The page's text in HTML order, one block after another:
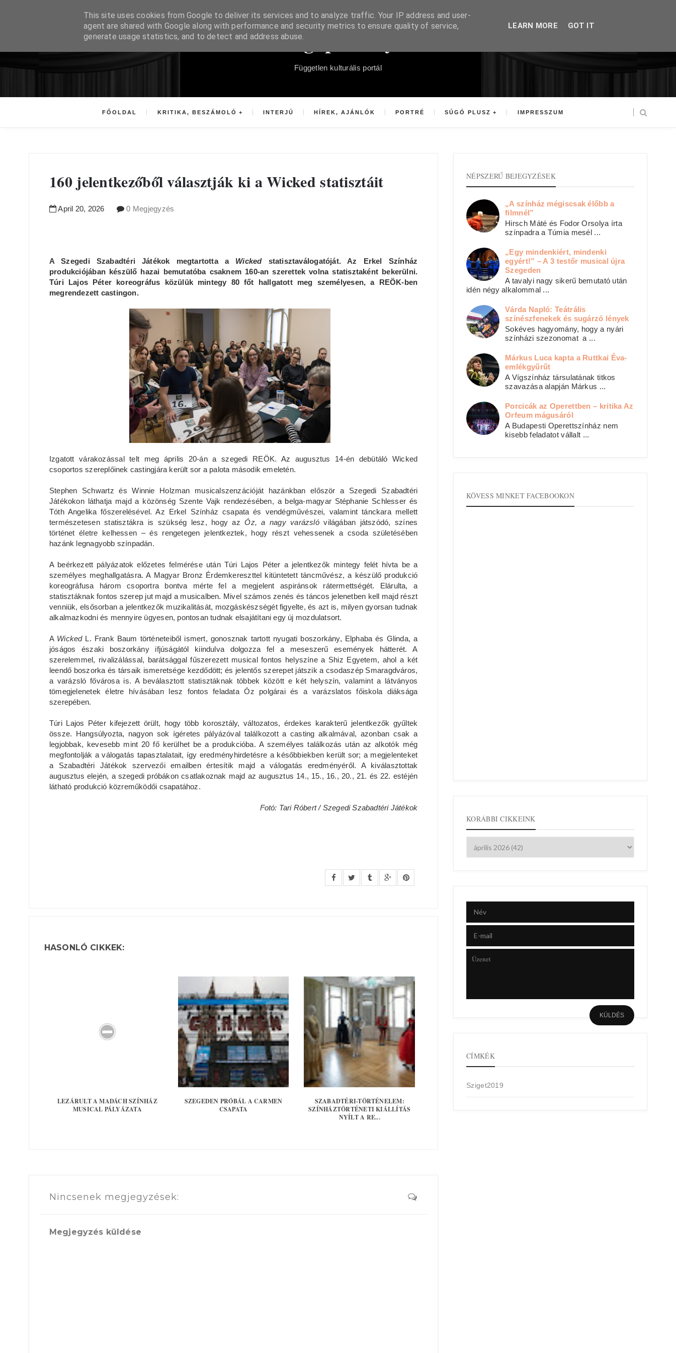
Súgópéldány
Független kulturális portál
FŐOLDAL KRITIKA, BESZÁMOLÓ INTERJÚ HÍREK, AJÁNLÓK PORTRÉ SÚGÓ PLUSZ IMPRESSZUM
160 jelentkezőből választják ki a Wicked statisztáit
April 20, 2026 0 Megjegyzés
A Szegedi Szabadtéri Játékok megtartotta a Wicked statisztaválogatóját. Az Erkel Színház
produkciójában készülő hazai bemutatóba csaknem 160-an szerettek volna statisztaként bekerülni.
Túri Lajos Péter koreográfus közülük mintegy 80 főt hallgatott meg személyesen, a REÖK-ben
megrendezett castingon.
Izgatott várakozással telt meg április 20-án a szegedi REÖK. Az augusztus 14-én debütáló Wicked
csoportos szereplőinek castingjára került sor a palota második emeletén.
Stephen Schwartz és Winnie Holzman musicalszenzációját hazánkban először a Szegedi Szabadtéri
Játékokon láthatja majd a közönség Szente Vajk rendezésében, a belga-magyar Stéphanie Schlesser és
Tóth Angelika főszerelésével. Az Erkel Színház csapata és vendégművészei, valamint tánckara mellett
természetesen statisztákra is szükség lesz, hogy azÓz, a nagy varázslóvilágában játszódó, színes
történet életre kelhessen – és rengetegen jelentkeztek, hogy részt vehessenek a csoda születésében
hazánk legnagyobb színpadán.
A beérkezett pályázatok előzetes felmérése után Túri Lajos Péter a jelentkezők mintegy felét hívta be a
személyes meghallgatásra. A Magyar Bronz Érdemkereszttel kitüntetett táncművész, a készülő produkció
koreográfusa három csoportra bontva mérte fel a megjelent aspiránsok rátermettségét. Elárulta, a
statisztáknak fontos szerep jut majd a musicalben. Mivel számos zenés és táncos jelenetben kell majd részt
venniük, elsősorban a jelentkezők muzikalitását, mozgáskészségét figyelte, és azt is, milyen gyorsan tudnak
alkalmazkodni és mennyire ügyesen, pontosan tudnak elsajátítani egy új mozdulatsort.
A Wicked L. Frank Baum történeteiből ismert, gonosznak tartott nyugati boszorkány, Elphaba és Glinda, a
jóságos északi boszorkány ifjúságától kiindulva dolgozza fel a meseszerű események hátterét. A
szerelemmel, rivalizálással, barátsággal fűszerezett musical fontos helyszíne a Shiz Egyetem, ahol a két
leendő boszorka és társaik ismeretsége kezdődött; és jelentős szerepet játszik a csodaszép Smaragdváros,
a varázsló fővárosa is. A beválasztott statisztáknak többek között e két helyszín, valamint a látványos
tömegjelenetek életre hívásában lesz fontos feladata Óz polgárai és a varázslatos főiskola diáksága
szerepében.
Túri Lajos Péter kifejezett örült, hogy több korosztály, változatos, érdekes karakterű jelentkezők gyűltek
össze. Hangsúlyozta, nagyon sok ígéretes pályázóval találkozott a casting alkalmával, azonban csak a
legjobbak, kevesebb mint 20 fő kerülhet be a produkcióba. A személyes találkozás után az alkotók még
megfontolják a válogatás tapasztalatait, így eredményhirdetésre a későbbiekben került sor; a megjelenteket
a Szabadtéri Játékok szervezői emailben értesítik majd a válogatás eredményéről. A kiválasztottak
augusztus elején, a szegedi próbákon csatlakoznak majd az augusztus 14., 15., 16., 20., 21. és 22. estéjén
látható produkció közreműködői csapatához.
Fotó: Tari Róbert / Szegedi Szabadtéri Játékok
HASONLÓ CIKKEK:
LEZÁRULT A MADÁCH SZÍNHÁZ
MUSICAL PÁLYÁZATA
SZEGEDEN PRÓBÁL A CARMEN
CSAPATA
SZABADTÉRI-TÖRTÉNELEM:
SZÍNHÁZTÖRTÉNETI KIÁLLÍTÁS
NYÍLT A RE...
Nincsenek megjegyzések:
Megjegyzés küldése
NÉPSZERŰ BEJEGYZÉSEK
„A színház mégiscsak élőbb a
filmnél”
Hirsch Máté és Fodor Orsolya írta
színpadra a Túmia mesél ...
„Egy mindenkiért, mindenki
egyért!” – A 3 testőr musical újra
Szegeden
A tavalyi nagy sikerű bemutató után
idén négy alkalommal ...
Várda Napló: Teátrális
színészfenekek és sugárzó lények
Sokéves hagyomány, hogy a nyári
színházi szezonomat a ...
Márkus Luca kapta a Ruttkai Éva-
emlékgyűrűt
A Vígszínház társulatának titkos
szavazása alapján Márkus ...
Porcicák az Operettben – kritika Az
Orfeum mágusáról
A Budapesti Operettszínház nem
kisebb feladatot vállalt ...
KÖVESS MINKET FACEBOOKON
KORÁBBI CIKKEINK
CÍMKÉK
Sziget2019
This site uses cookies from Google to deliver its services and to analyze traffic. Your IP address and user-
agent are shared with Google along with performance and security metrics to ensure quality of service,
generate usage statistics, and to detect and address abuse.
LEARN MORE GOT IT